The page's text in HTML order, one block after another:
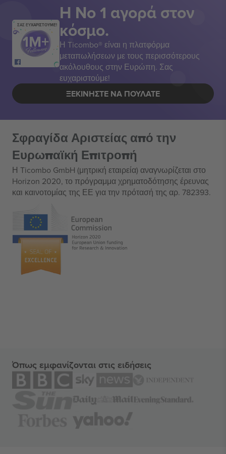
ΣΑΣ ΕΥΧΑΡΙΣΤΟΥΜΕ!
Η Νο 1 αγορά στον
κόσμο.
Η Ticombo® είναι η πλατφόρμα
μεταπωλήσεων με τους περισσότερους
ακόλουθους στην Ευρώπη. Σας
ευχαριστούμε!
ΞΕΚΙΝΉΣΤΕ ΝΑ ΠΟΥΛΆΤΕ
Σφραγίδα Αριστείας από την
Ευρωπαϊκή Επιτροπή
Η Ticombo GmbH (μητρική εταιρεία) αναγνωρίζεται στο
Horizon 2020, το πρόγραμμα χρηματοδότησης έρευνας
και καινοτομίας της ΕΕ για την πρότασή της αρ. 782393.
Όπως εμφανίζονται στις ειδήσεις